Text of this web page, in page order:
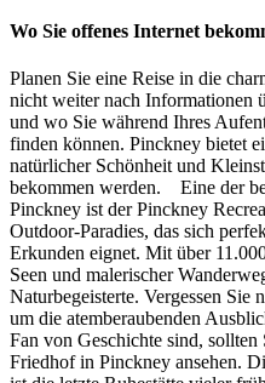
Wo Sie offenes Internet
Planen Sie eine Reise in die
nicht weiter nach Informationen
und wo Sie während Ihres
finden können. Pinckney bietet
natürlicher Schönheit und
bekommen werden. Eine der
Pinckney ist der Pinckney
Outdoor-Paradies, das sich
Erkunden eignet. Mit über
Seen und malerischer
Naturbegeisterte. Vergessen
um die atemberaubenden
Fan von Geschichte sind,
Friedhof in Pinckney ansehen.